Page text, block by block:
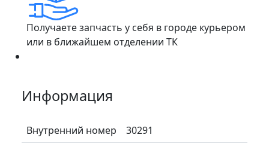
Получаете запчасть у себя в городе курьером
или в ближайшем отделении ТК
Информация
Внутренний номер
30291